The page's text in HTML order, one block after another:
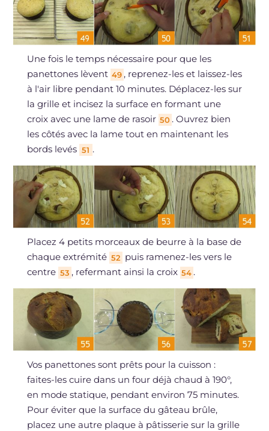
Une fois le temps nécessaire pour que les
panettones lèvent 49 , reprenez-les et laissez-les
à l'air libre pendant 10 minutes. Déplacez-les sur
la grille et incisez la surface en formant une
croix avec une lame de rasoir 50 . Ouvrez bien
les côtés avec la lame tout en maintenant les
bords levés 51 .
Placez 4 petits morceaux de beurre à la base de
chaque extrémité 52 puis ramenez-les vers le
centre 53 , refermant ainsi la croix 54 .
Vos panettones sont prêts pour la cuisson :
faites-les cuire dans un four déjà chaud à 190°,
en mode statique, pendant environ 75 minutes.
Pour éviter que la surface du gâteau brûle,
placez une autre plaque à pâtisserie sur la grille